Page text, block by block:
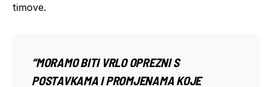
timove.
“MORAMO BITI VRLO OPREZNI S
POSTAVKAMA I PROMJENAMA KOJE